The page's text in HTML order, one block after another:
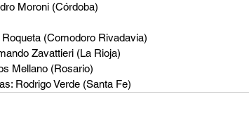
Moroni (Córdoba)
(Comodoro Rivadavia)
Zavattieri (La Rioja)
Mellano (Rosario)
Rodrigo Verde (Santa Fe)